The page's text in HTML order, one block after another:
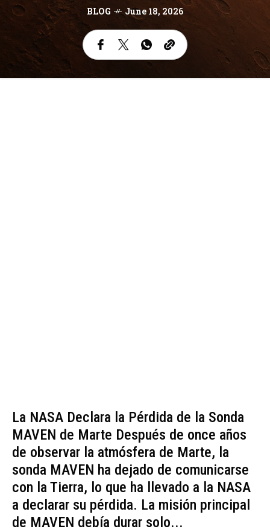
BLOG June 18, 2026
La NASA Declara la Pérdida de la Sonda
MAVEN de Marte Después de once años
de observar la atmósfera de Marte, la
sonda MAVEN ha dejado de comunicarse
con la Tierra, lo que ha llevado a la NASA
a declarar su pérdida. La misión principal
de MAVEN debía durar solo...